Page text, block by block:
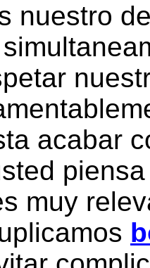
nuestro
acabar
muy